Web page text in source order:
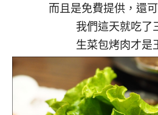
而且是免費提供，還
我們這天就吃了
生菜包烤肉才是